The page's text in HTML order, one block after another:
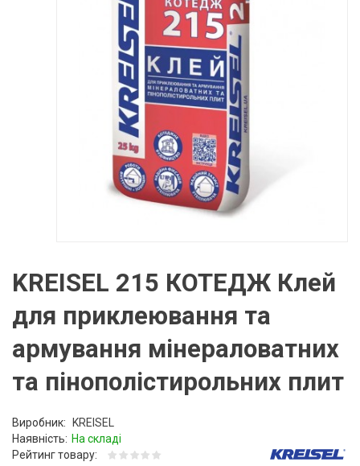
KREISEL 215 КОТЕДЖ Клей
для приклеювання та
армування мінераловатних
та пінополістирольних плит
Виробник:
KREISEL
Наявність: На складі
Рейтинг товару: